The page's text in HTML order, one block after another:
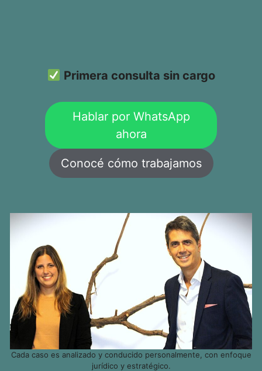
Primera consulta sin cargo
Hablar por WhatsApp
ahora
Conocé cómo trabajamos
Cada caso es analizado y conducido personalmente, con enfoque
jurídico y estratégico.